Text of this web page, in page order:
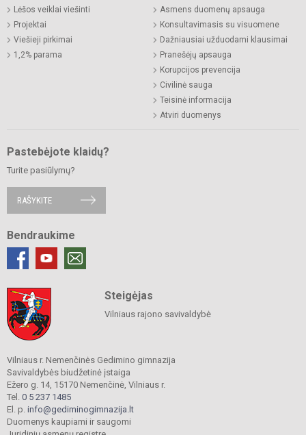
Lėšos veiklai viešinti
Projektai
Viešieji pirkimai
1,2% parama
Asmens duomenų apsauga
Konsultavimasis su visuomene
Dažniausiai užduodami klausimai
Pranešėjų apsauga
Korupcijos prevencija
Civilinė sauga
Teisinė informacija
Atviri duomenys
Pastebėjote klaidų?
Turite pasiūlymų?
RAŠYKITE
Bendraukime
Steigėjas
Vilniaus rajono savivaldybė
Vilniaus r. Nemenčinės Gedimino gimnazija
Savivaldybės biudžetinė įstaiga
Ežero g. 14, 15170 Nemenčinė, Vilniaus r.
Tel. 0 5 237 1485
El. p. info@gediminogimnazija.lt
Duomenys kaupiami ir saugomi